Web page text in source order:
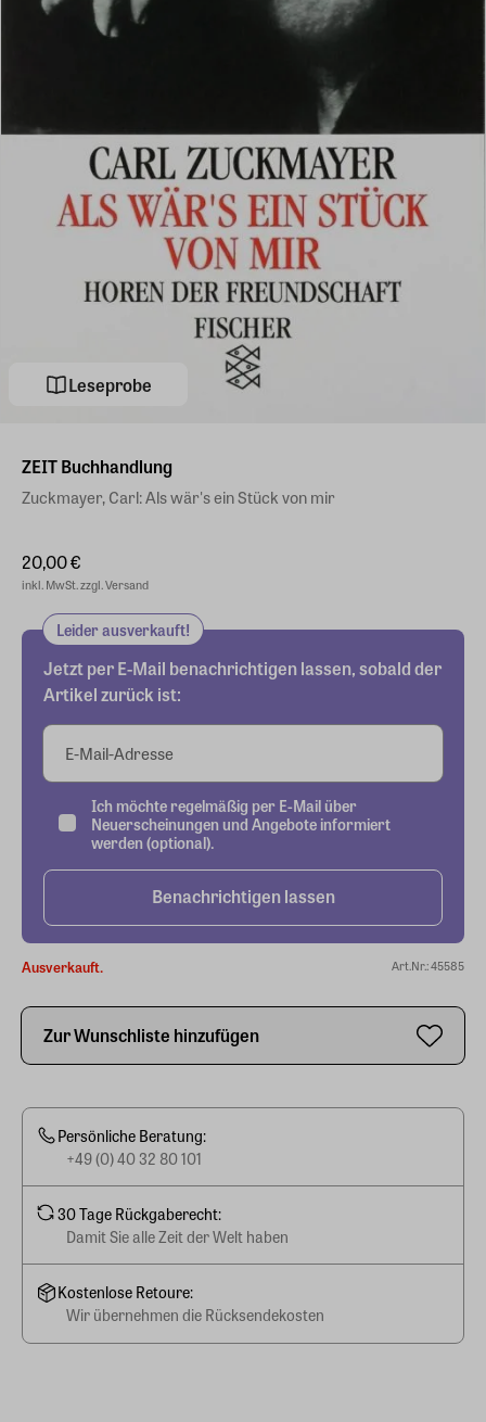
Leseprobe
ZEIT Buchhandlung
Zuckmayer, Carl: Als wär's ein Stück von mir
20,00 €
inkl. MwSt. zzgl. Versand
Leider ausverkauft!
Jetzt per E-Mail benachrichtigen lassen, sobald der
Artikel zurück ist:
E-Mail-Adresse
Ich möchte regelmäßig per E-Mail über
Neuerscheinungen und Angebote informiert
werden (optional).
Benachrichtigen lassen
Ausverkauft. Art.Nr.: 45585
Zur Wunschliste hinzufügen
Persönliche Beratung:
+49 (0) 40 32 80 101
30 Tage Rückgaberecht:
Damit Sie alle Zeit der Welt haben
Kostenlose Retoure:
Wir übernehmen die Rücksendekosten